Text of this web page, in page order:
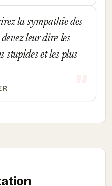
la sympathie des
leur dire les
stupides et les plus